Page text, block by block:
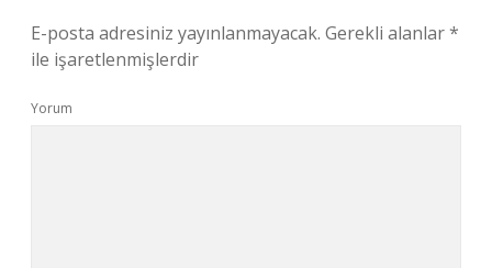
E-posta adresiniz yayınlanmayacak. Gerekli alanlar*
ile işaretlenmişlerdir
Yorum